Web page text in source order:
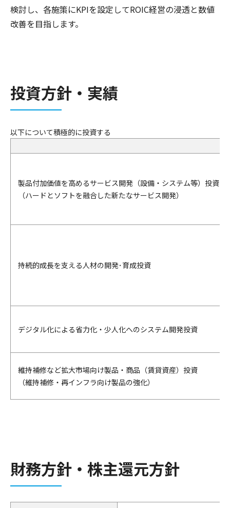
検討し、各施策にKPIを設定してROIC経営の浸透と数値
改善を目指します。
投資方針・実績
以下について積極的に投資する
製品付加価値を高めるサービス開発（設備・システム等）投資
（ハードとソフトを融合した新たなサービス開発）
持続的成長を支える人材の開発･育成投資
デジタル化による省力化・少人化へのシステム開発投資
維持補修など拡大市場向け製品・商品（賃貸資産）投資
（維持補修・再インフラ向け製品の強化）
財務方針・株主還元方針